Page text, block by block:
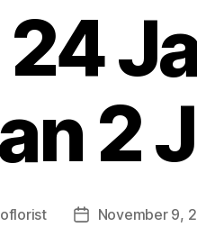
2
November 9,